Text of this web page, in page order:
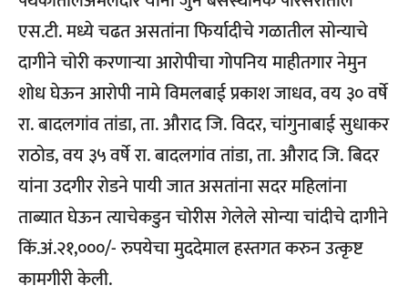
एस.टी. मध्ये चढत असतांना फिर्यादीचे गळातील सोन्याचे
दागीने चोरी करणाऱ्या आरोपीचा गोपनिय माहीतगार नेमुन
शोध घेऊन आरोपी नामे विमलबाई प्रकाश जाधव, वय ३० वर्षे
रा. बादलगांव तांडा, ता. औराद जि. विदर, चांगुनाबाई सुधाकर
राठोड, वय ३५ वर्षे रा. बादलगांव तांडा, ता. औराद जि. बिदर
यांना उदगीर रोडने पायी जात असतांना सदर महिलांना
ताब्यात घेऊन त्याचेकडुन चोरीस गेलेले सोन्या चांदीचे दागीने
किं.अं.२१,०००/- रुपयेचा मुददेमाल हस्तगत करुन उत्कृष्ट
कामगीरी केली.